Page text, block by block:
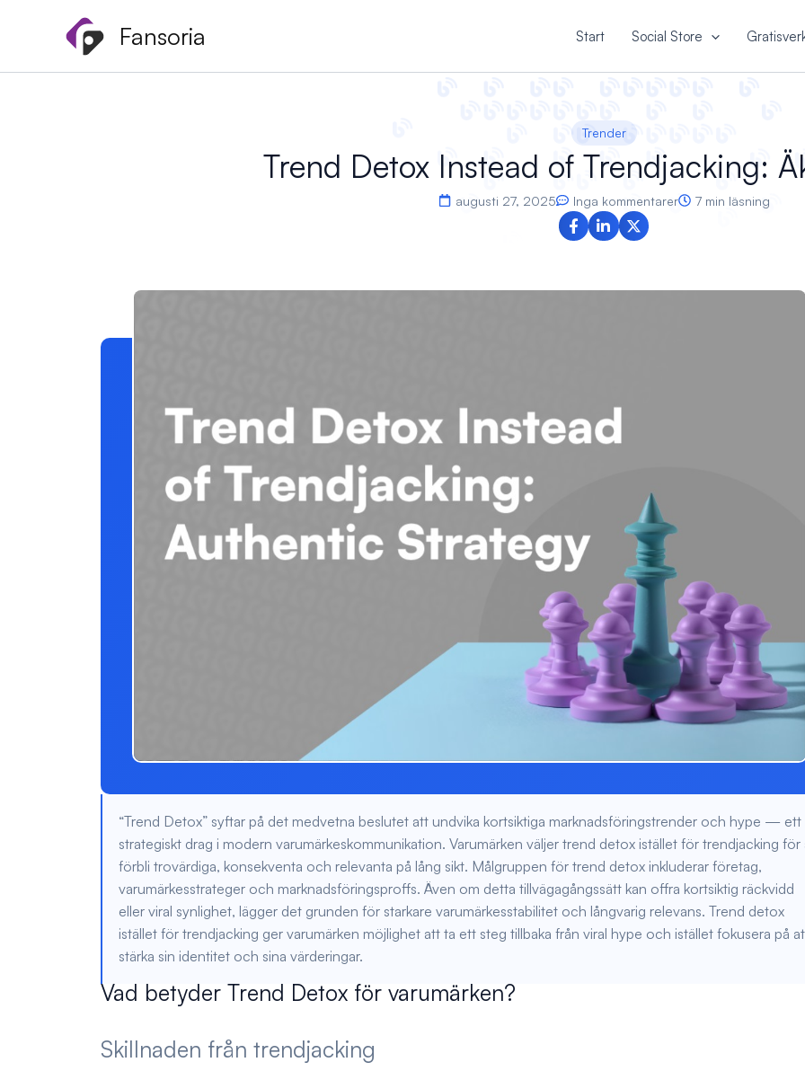
Fansoria Start Social Store
Trender
Trend Detox Instead of Trendjacking:
augusti 27, 2025 Inga kommentarer 7 min läsning
“Trend Detox” syftar på det medvetna beslutet att undvika kortsiktiga marknadsföringstrender och hype — ett
strategiskt drag i modern varumärkeskommunikation. Varumärken väljer trend detox istället för trendjacking för
förbli trovärdiga, konsekventa och relevanta på lång sikt. Målgruppen för trend detox inkluderar företag,
varumärkesstrateger och marknadsföringsproffs. Även om detta tillvägagångssätt kan offra kortsiktig räckvidd
eller viral synlighet, lägger det grunden för starkare varumärkesstabilitet och långvarig relevans. Trend detox
istället för trendjacking ger varumärken möjlighet att ta ett steg tillbaka från viral hype och istället fokusera på
stärka sin identitet och sina värderingar.
Vad betyder Trend Detox för varumärken?
Skillnaden från trendjacking